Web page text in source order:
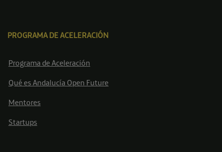
PROGRAMA DE ACELERACIÓN
Programa de Aceleración
Qué es Andalucía Open Future
Mentores
Startups